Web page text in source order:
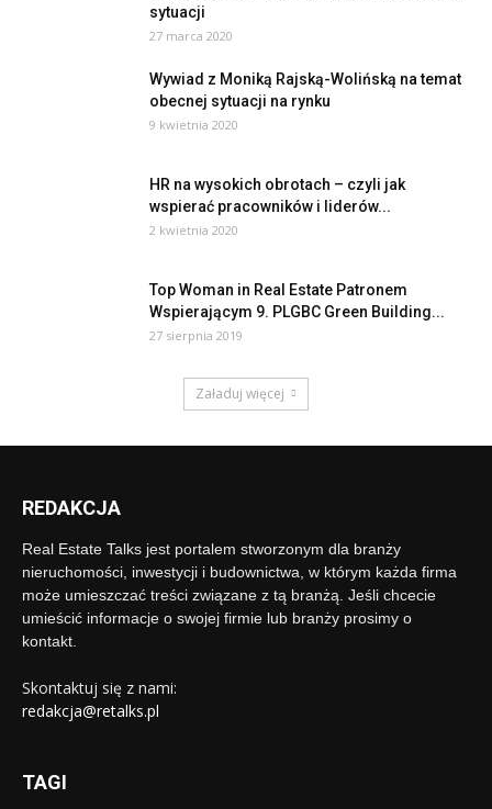
sytuacji
27 marca 2020
Wywiad z Moniką Rajską-Wolińską na temat
obecnej sytuacji na rynku
9 kwietnia 2020
HR na wysokich obrotach – czyli jak
wspierać pracowników i liderów...
2 kwietnia 2020
Top Woman in Real Estate Patronem
Wspierającym 9. PLGBC Green Building...
27 sierpnia 2019
Załaduj więcej
REDAKCJA
Real Estate Talks jest portalem stworzonym dla branży
nieruchomości, inwestycji i budownictwa, w którym każda firma
może umieszczać treści związane z tą branżą. Jeśli chcecie
umieścić informacje o swojej firmie lub branży prosimy o
kontakt.
Skontaktuj się z nami:
redakcja@retalks.pl
TAGI